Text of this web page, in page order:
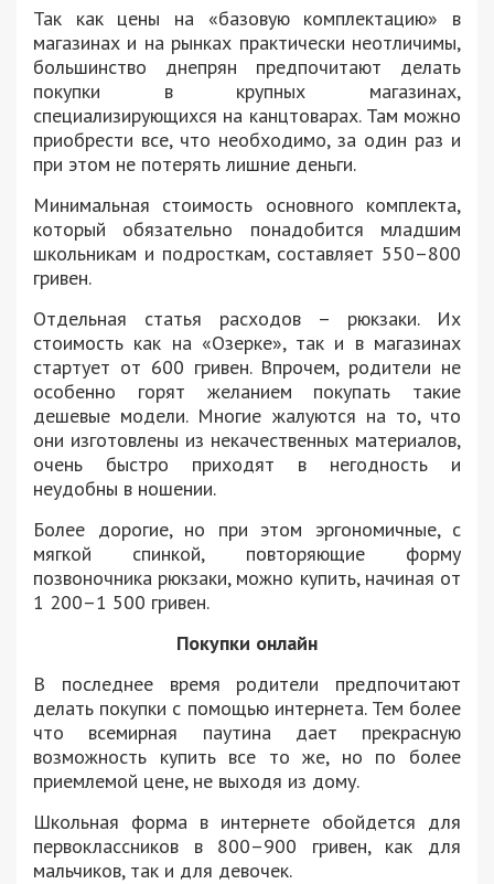
Так как цены на «базовую комплектацию» в
магазинах и на рынках практически неотличимы,
большинство днепрян предпочитают делать
покупки в крупных магазинах,
специализирующихся на канцтоварах. Там можно
приобрести все, что необходимо, за один раз и
при этом не потерять лишние деньги.
Минимальная стоимость основного комплекта,
который обязательно понадобится младшим
школьникам и подросткам, составляет 550–800
гривен.
Отдельная статья расходов – рюкзаки. Их
стоимость как на «Озерке», так и в магазинах
стартует от 600 гривен. Впрочем, родители не
особенно горят желанием покупать такие
дешевые модели. Многие жалуются на то, что
они изготовлены из некачественных материалов,
очень быстро приходят в негодность и
неудобны в ношении.
Более дорогие, но при этом эргономичные, с
мягкой спинкой, повторяющие форму
позвоночника рюкзаки, можно купить, начиная от
1 200–1 500 гривен.
Покупки онлайн
В последнее время родители предпочитают
делать покупки с помощью интернета. Тем более
что всемирная паутина дает прекрасную
возможность купить все то же, но по более
приемлемой цене, не выходя из дому.
Школьная форма в интернете обойдется для
первоклассников в 800–900 гривен, как для
мальчиков, так и для девочек.